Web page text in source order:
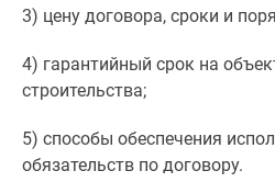
бизнес-
класса
Рассрочка
Траншевая
Дома
3) цену договора, сроки и
4) гарантийный срок на
строительства;
5) способы обеспечения
обязательств по договору.